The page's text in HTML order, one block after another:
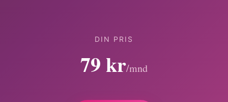
DIN PRIS
79 kr/mnd